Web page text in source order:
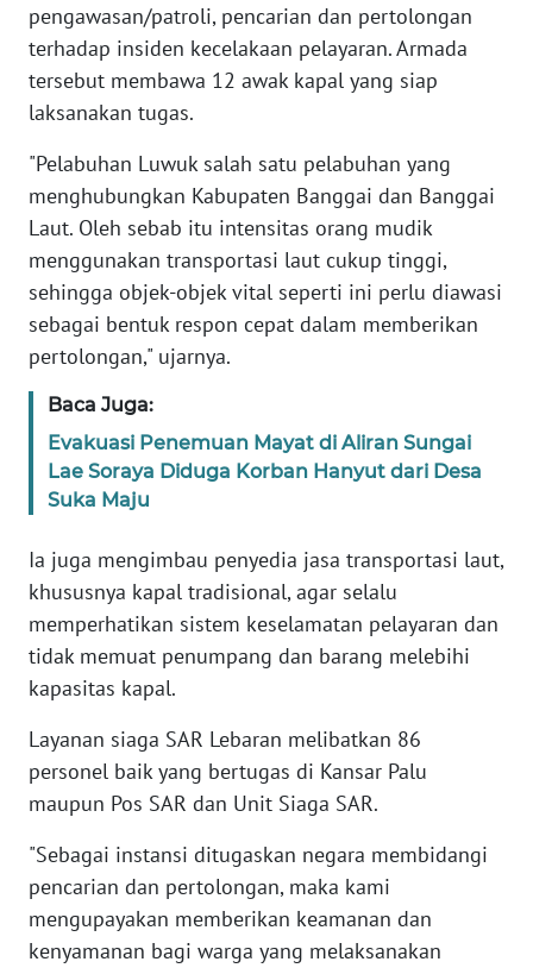
pengawasan/patroli, pencarian dan pertolongan
terhadap insiden kecelakaan pelayaran. Armada
tersebut membawa 12 awak kapal yang siap
laksanakan tugas.
"Pelabuhan Luwuk salah satu pelabuhan yang
menghubungkan Kabupaten Banggai dan Banggai
Laut. Oleh sebab itu intensitas orang mudik
menggunakan transportasi laut cukup tinggi,
sehingga objek-objek vital seperti ini perlu diawasi
sebagai bentuk respon cepat dalam memberikan
pertolongan," ujarnya.
Baca Juga:
Evakuasi Penemuan Mayat di Aliran Sungai
Lae Soraya Diduga Korban Hanyut dari Desa
Suka Maju
Ia juga mengimbau penyedia jasa transportasi laut,
khususnya kapal tradisional, agar selalu
memperhatikan sistem keselamatan pelayaran dan
tidak memuat penumpang dan barang melebihi
kapasitas kapal.
Layanan siaga SAR Lebaran melibatkan 86
personel baik yang bertugas di Kansar Palu
maupun Pos SAR dan Unit Siaga SAR.
"Sebagai instansi ditugaskan negara membidangi
pencarian dan pertolongan, maka kami
mengupayakan memberikan keamanan dan
kenyamanan bagi warga yang melaksanakan
WN
NTT
WN
KEPRI
WN
PAPUA
WN
PAPUA
BARAT
WN
RIAU
WN
WN
JAMBI
WN
SULTRA
WN
WN
SULTENG
WN